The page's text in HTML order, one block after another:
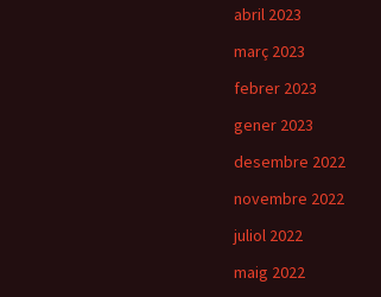
abril 2023
març 2023
febrer 2023
gener 2023
desembre 2022
novembre 2022
juliol 2022
maig 2022